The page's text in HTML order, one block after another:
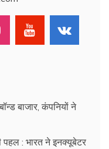
बाजार, कंपनियों ने
पहल : भारत ने इनक्यूबेटर